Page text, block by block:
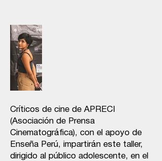
Críticos de cine de APRECI
(Asociación de Prensa
Cinematográfica), con el apoyo de
Enseña Perú, impartirán este taller,
dirigido al público adolescente, en el